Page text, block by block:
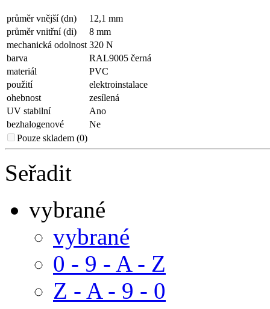
průměr vnější (dn)
12,1 mm
průměr vnitřní (di)
8 mm
mechanická odolnost 320 N
barva
RAL9005 černá
materiál
PVC
použití
elektroinstalace
ohebnost
zesílená
UV stabilní
Ano
bezhalogenové
Ne
Pouze skladem (0)
Seřadit
vybrané
vybrané
0 - 9 - A - Z
Z - A - 9 - 0